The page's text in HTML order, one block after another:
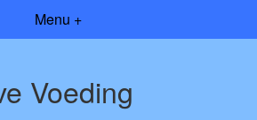
Menu +
Voeding